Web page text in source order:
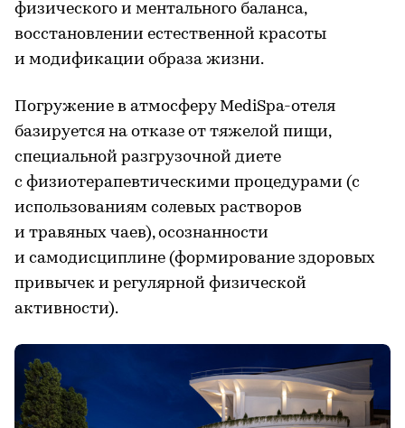
физического и ментального баланса,
восстановлении естественной красоты
и модификации образа жизни.
Погружение в атмосферу MediSpa-отеля
базируется на отказе от тяжелой пищи,
специальной разгрузочной диете
с физиотерапевтическими процедурами (с
использованиям солевых растворов
и травяных чаев), осознанности
и самодисциплине (формирование здоровых
привычек и регулярной физической
активности).